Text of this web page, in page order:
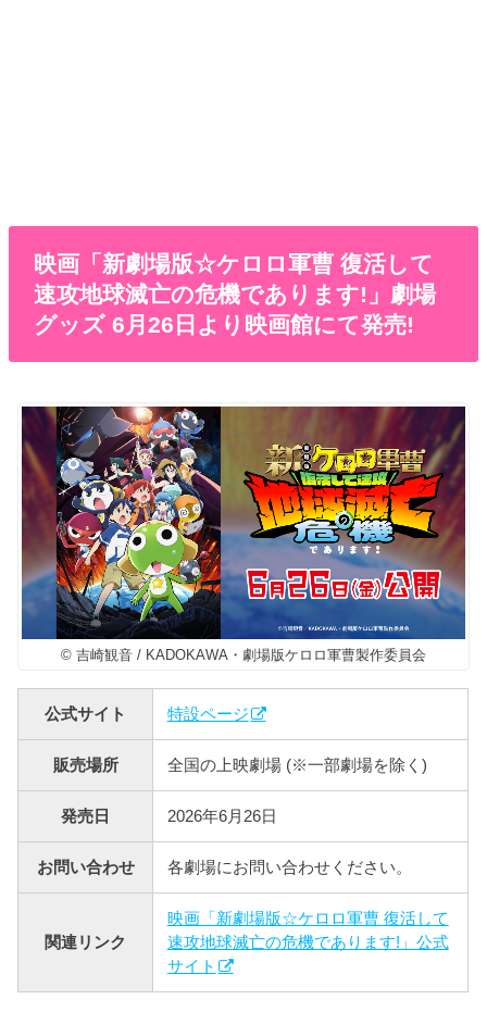
映画「新劇場版☆ケロロ軍曹 復活して
速攻地球滅亡の危機であります!」劇場
グッズ 6月26日より映画館にて発売!
© 吉崎観音 / KADOKAWA・劇場版ケロロ軍曹製作委員会
公式サイト 特設ページ
販売場所 全国の上映劇場 (※一部劇場を除く)
発売日 2026年6月26日
お問い合わせ 各劇場にお問い合わせください。
関連リンク
映画「新劇場版☆ケロロ軍曹 復活して
速攻地球滅亡の危機であります!」公式
サイト